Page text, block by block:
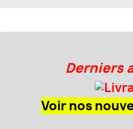
Derniers
Voir nos